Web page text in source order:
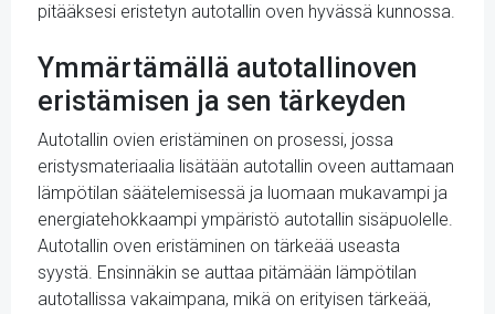
pitääksesi eristetyn autotallin oven hyvässä kunnossa.
Ymmärtämällä autotallinoven
eristämisen ja sen tärkeyden
Autotallin ovien eristäminen on prosessi, jossa
eristysmateriaalia lisätään autotallin oveen auttamaan
lämpötilan säätelemisessä ja luomaan mukavampi ja
energiatehokkaampi ympäristö autotallin sisäpuolelle.
Autotallin oven eristäminen on tärkeää useasta
syystä. Ensinnäkin se auttaa pitämään lämpötilan
autotallissa vakaimpana, mikä on erityisen tärkeää,